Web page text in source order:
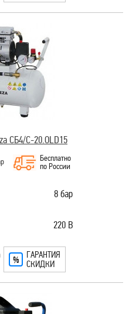
СБ4/C-20.OLD15
Бесплатно
по России
8 бар
220 В
ГАРАНТИЯ
СКИДКИ